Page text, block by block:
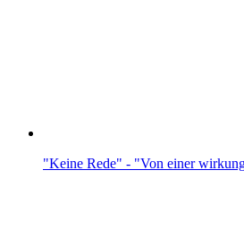
"Keine Rede" - "Von einer